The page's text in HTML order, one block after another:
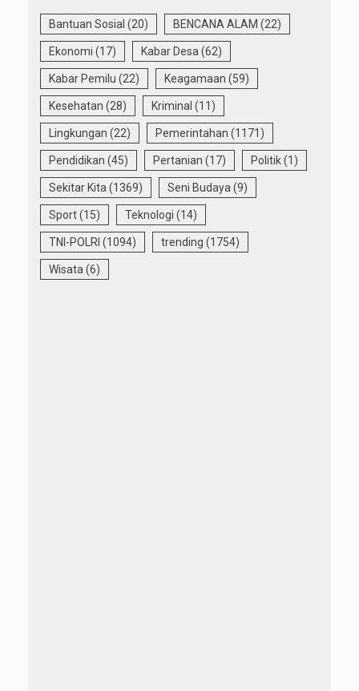
Bantuan Sosial (20) BENCANA ALAM (22)
Ekonomi (17) Kabar Desa(62)
Kabar Pemilu (22) Keagamaan (59)
Kesehatan (28) Kriminal (11)
Lingkungan (22) Pemerintahan (1171)
Pendidikan (45) Pertanian (17) Politik(1)
Sekitar Kita(1369) Seni Budaya(9)
Sport(15) Teknologi (14)
TNI-POLRI (1094) trending (1754)
Wisata(6)